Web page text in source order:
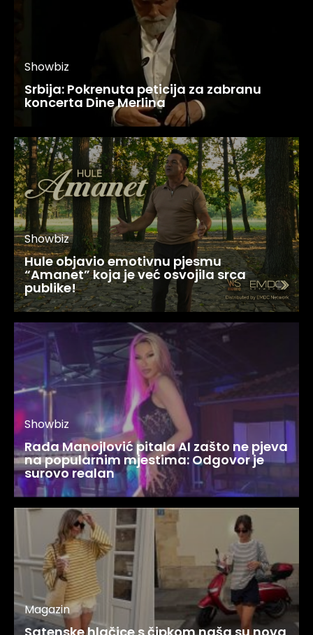
Showbiz
Srbija: Pokrenuta peticija za zabranu
koncerta Dine Merlina
Showbiz
Hule objavio emotivnu pjesmu
“Amanet” koja je već osvojila srca
publike!
Showbiz
Rada Manojlović pitala AI zašto ne pjeva
na popularnim mjestima: Odgovor je
surovo realan
Magazin